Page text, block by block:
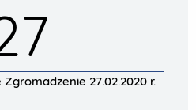
27.02.2020 r.